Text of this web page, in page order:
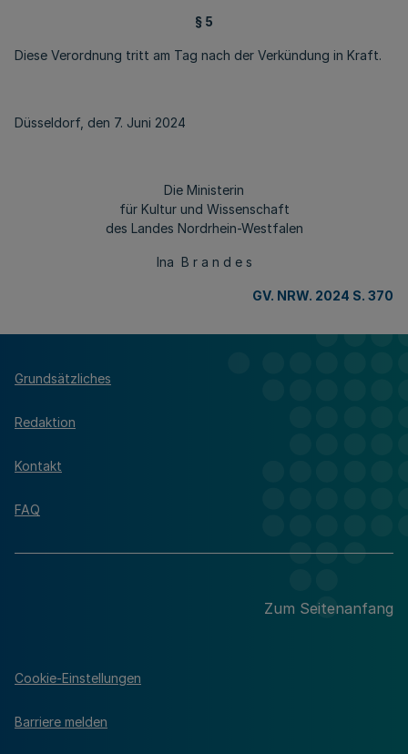
§ 5
Diese Verordnung tritt am Tag nach der Verkündung in Kraft.
Düsseldorf, den 7. Juni 2024
Die Ministerin
für Kultur und Wissenschaft
des Landes Nordrhein-Westfalen
Ina B r a n d e s
GV. NRW. 2024 S. 370
Grundsätzliches
Redaktion
Kontakt
FAQ
Zum Seitenanfang
Cookie-Einstellungen
Barriere melden